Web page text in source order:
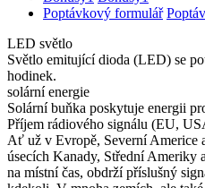
Poptávkový formulář
LED světlo
Světlo emitující dioda (LED) se
hodinek.
solární energie
Solární buňka poskytuje energii
Příjem rádiového signálu (EU,
Ať už v Evropě, Severní Americe
úsecích Kanady, Střední Ameriky
na místní čas, obdrží příslušný